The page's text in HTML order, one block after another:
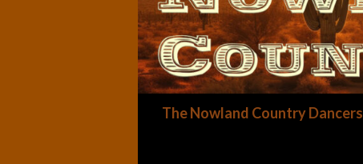
The Nowland Country Dancers